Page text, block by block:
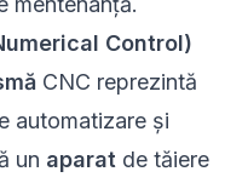
Control)
CNC reprezintă
automatizare și
un aparat de tăiere